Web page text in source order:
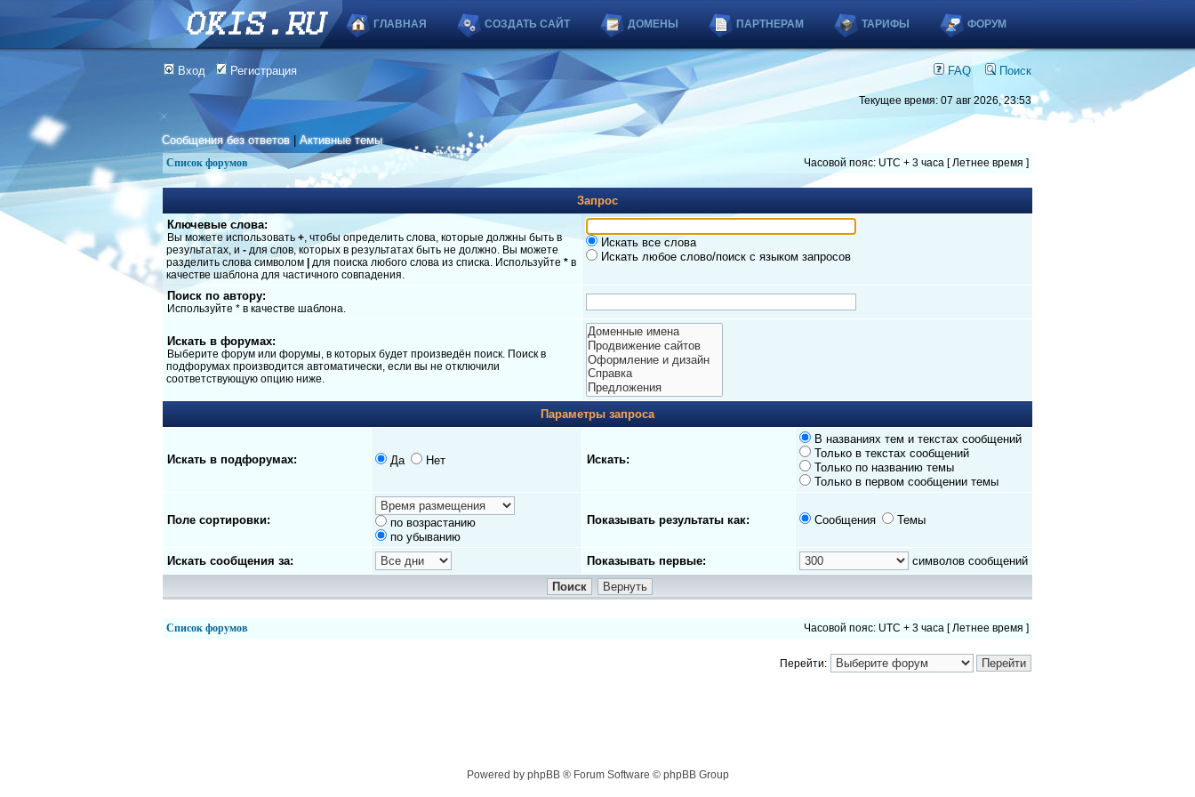
ГЛАВНАЯ СОЗДАТЬ САЙТ ДОМЕНЫ ПАРТНЕРАМ ТАРИФЫ ФОРУМ
Вход Регистрация FAQ Поиск
Текущее время: 07 авг 2026, 23:53
Сообщения без ответов |Активные темы
Список форумов Часовой пояс: UTC + 3 часа [ Летнее время ]
Запрос
Ключевые слова:
Вы можете использовать +, чтобы определить слова, которые должны быть в
результатах, и - для слов, которых в результатах быть не должно. Вы можете
разделить слова символом
для поиска любого слова из списка. Используйте * в
качестве шаблона для частичного совпадения.
Искать все слова
Искать любое слово/поиск с языком запросов
Поиск по автору:
Используйте * в качестве шаблона.
Искать в форумах:
Выберите форум или форумы, в которых будет произведён поиск. Поиск в
подфорумах производится автоматически, если вы не отключили
соответствующую опцию ниже.
Параметры запроса
Искать в подфорумах: Да Нет Искать:
В названиях тем и текстах сообщений
Только в текстах сообщений
Только по названию темы
Только в первом сообщении темы
Поле сортировки:
по возрастанию
по убыванию
Показывать результаты как: Сообщения Темы
Искать сообщения за: Показывать первые: символов сообщений
Список форумов Часовой пояс: UTC + 3 часа [ Летнее время ]
Перейти:
Powered by phpBB ® Forum Software © phpBB Group